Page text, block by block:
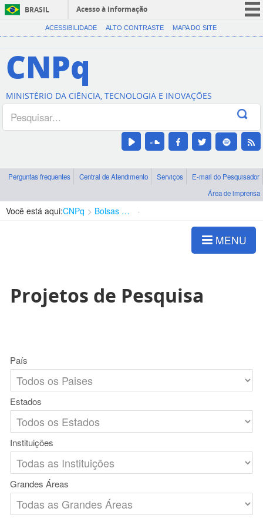
BRASIL
Acesso à informação
CORONAVÍRUS (COVID-19)
Canais
ACESSIBILIDADE ALTO CONTRASTE MAPA DO SITE
CNPq
MINISTÉRIO DA CIÊNCIA, TECNOLOGIA E INOVAÇÕES
Perguntas frequentes Central de Atendimento Serviços
E-mail do Pesquisador
Área de imprensa
Você está aqui:CNPq Bolsas e Auxílios Vigentes
MENU
Projetos de Pesquisa
País
Estados
Instituições
Grandes Áreas